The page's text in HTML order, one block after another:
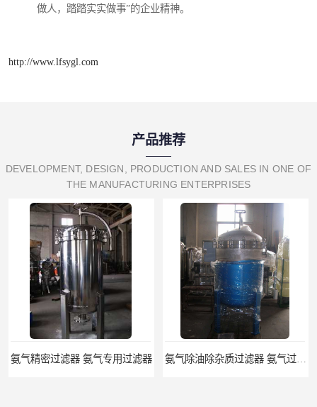
做人，踏踏实实做事”的企业精神。
http://www.lfsygl.com
产品推荐
DEVELOPMENT, DESIGN, PRODUCTION AND SALES IN ONE OF
THE MANUFACTURING ENTERPRISES
氨气精密过滤器 氨气专用过滤器